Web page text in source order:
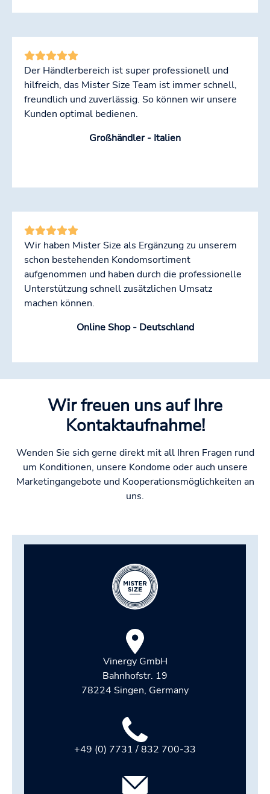
Der Händlerbereich ist super professionell und
hilfreich, das Mister Size Team ist immer schnell,
freundlich und zuverlässig. So können wir unsere
Kunden optimal bedienen.
Großhändler - Italien
Wir haben Mister Size als Ergänzung zu unserem
schon bestehenden Kondomsortiment
aufgenommen und haben durch die professionelle
Unterstützung schnell zusätzlichen Umsatz
machen können.
Online Shop - Deutschland
Wir freuen uns auf Ihre
Kontaktaufnahme!
Wenden Sie sich gerne direkt mit all Ihren Fragen rund
um Konditionen, unsere Kondome oder auch unsere
Marketingangebote und Kooperationsmöglichkeiten an
uns.
Vinergy GmbH
Bahnhofstr. 19
78224 Singen, Germany
+49 (0) 7731 / 832 700-33